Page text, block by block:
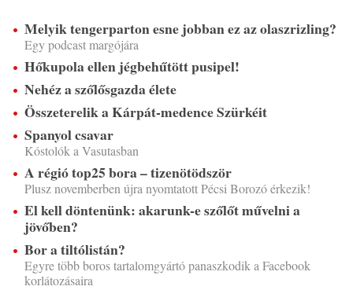
Melyik tengerparton esne jobban ez az olaszrizling?
Egy podcast margójára
Hőkupola ellen jégbehűtött pusipel!
Nehéz a szőlősgazda élete
Összeterelik a Kárpát-medence Szürkéit
Spanyol csavar
Kóstolók a Vasutasban
A régió top25 bora – tizenötödször
Plusz novemberben újra nyomtatott Pécsi Borozó érkezik!
El kell döntenünk: akarunk-e szőlőt művelni a
jövőben?
Bor a tiltólistán?
Egyre több boros tartalomgyártó panaszkodik a Facebook
korlátozásaira